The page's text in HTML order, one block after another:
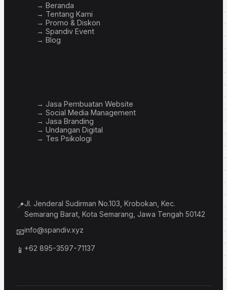
→ Beranda
→ Tentang Kami
→ Promo & Diskon
→ Spandiv Event
→ Blog
→ Jasa Pembuatan Website
→ Social Media Management
→ Jasa Branding
→ Undangan Digital
→ Tes Psikologi
📍Jl. Jenderal Sudirman No.103, Krobokan, Kec.
Semarang Barat, Kota Semarang, Jawa Tengah 50142
📧info@spandiv.xyz
📱 +62 895-3597-71137